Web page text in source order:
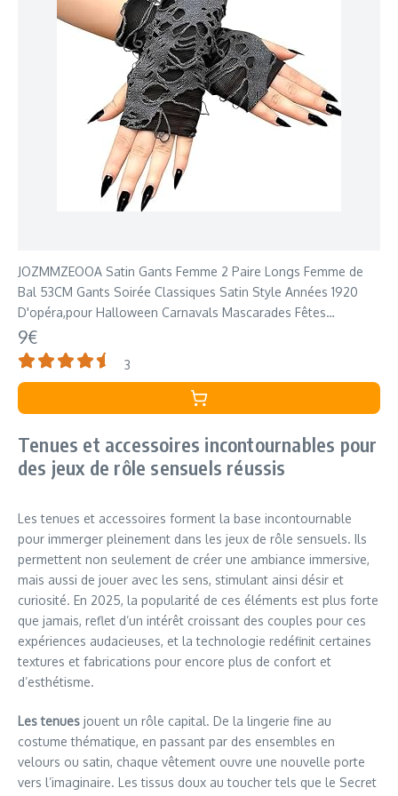
JOZMMZEOOA Satin Gants Femme 2 Paire Longs Femme de
Bal 53CM Gants Soirée Classiques Satin Style Années 1920
D'opéra,pour Halloween Carnavals Mascarades Fêtes
Costumes
9€
3
Tenues et accessoires incontournables pour
des jeux de rôle sensuels réussis
Les tenues et accessoires forment la base incontournable
pour immerger pleinement dans les jeux de rôle sensuels. Ils
permettent non seulement de créer une ambiance immersive,
mais aussi de jouer avec les sens, stimulant ainsi désir et
curiosité. En 2025, la popularité de ces éléments est plus forte
que jamais, reflet d’un intérêt croissant des couples pour ces
expériences audacieuses, et la technologie redéfinit certaines
textures et fabrications pour encore plus de confort et
d’esthétisme.
Les tenues jouent un rôle capital. De la lingerie fine au
costume thématique, en passant par des ensembles en
velours ou satin, chaque vêtement ouvre une nouvelle porte
vers l’imaginaire. Les tissus doux au toucher tels que le Secret